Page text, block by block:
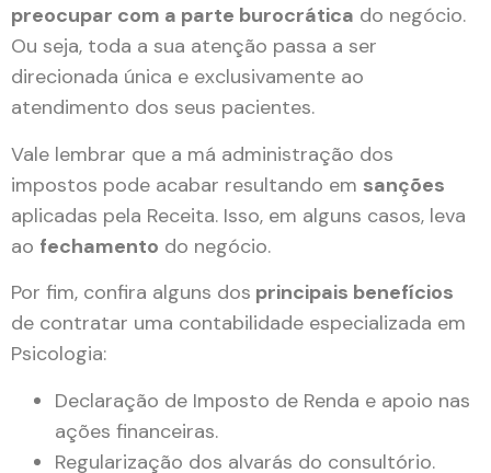
preocupar com a parte burocrática do negócio.
Ou seja, toda a sua atenção passa a ser
direcionada única e exclusivamente ao
atendimento dos seus pacientes.
Vale lembrar que a má administração dos
impostos pode acabar resultando em sanções
aplicadas pela Receita. Isso, em alguns casos, leva
ao fechamento do negócio.
Por fim, confira alguns dos principais benefícios
de contratar uma contabilidade especializada em
Psicologia:
Declaração de Imposto de Renda e apoio nas
ações financeiras.
Regularização dos alvarás do consultório.